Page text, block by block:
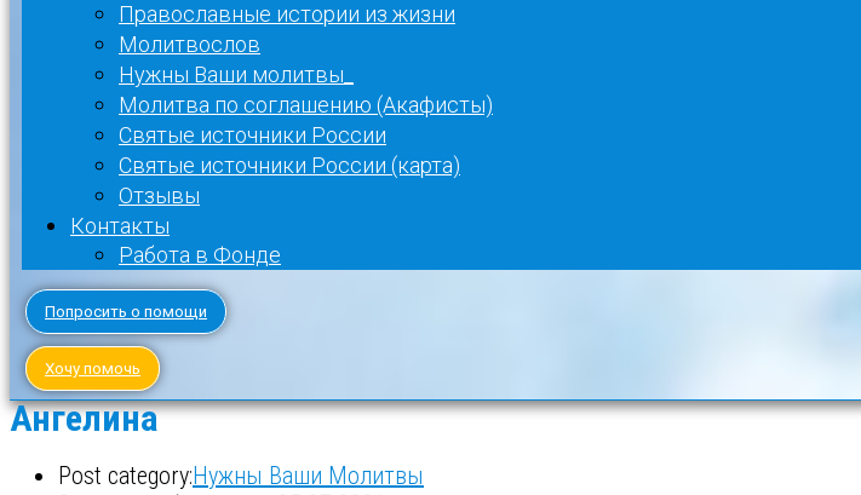
Православные истории из жизни
Молитвослов
Нужны Ваши молитвы_
Молитва по соглашению (Акафисты)
Святые источники России
Святые источники России (карта)
Отзывы
Контакты
Работа в Фонде
Попросить о помощи
Хочу помочь
Ангелина
Post category:Нужны Ваши Молитвы